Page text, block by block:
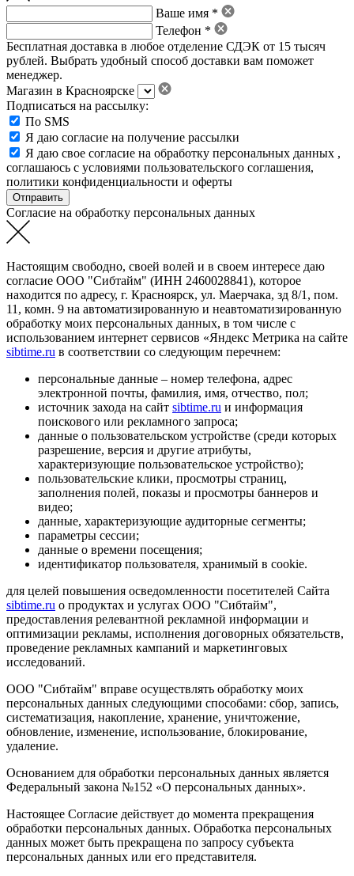
Ваше имя *
Телефон *
Бесплатная доставка в любое отделение СДЭК от 15 тысяч
рублей. Выбрать удобный способ доставки вам поможет
менеджер.
Магазин в Красноярске
Подписаться на рассылку:
По SMS
Я даю согласие на получение рассылки
Я даю свое согласие на обработку персональных данных ,
соглашаюсь с условиями пользовательского соглашения,
политики конфиденциальности и оферты
Согласие на обработку персональных данных
Настоящим свободно, своей волей и в своем интересе даю
согласие ООО "Сибтайм" (ИНН 2460028841), которое
находится по адресу, г. Красноярск, ул. Маерчака, зд 8/1, пом.
11, комн. 9 на автоматизированную и неавтоматизированную
обработку моих персональных данных, в том числе с
использованием интернет сервисов «Яндекс Метрика на сайте
sibtime.ru в соответствии со следующим перечнем:
персональные данные – номер телефона, адрес
электронной почты, фамилия, имя, отчество, пол;
источник захода на сайт sibtime.ru и информация
поискового или рекламного запроса;
данные о пользовательском устройстве (среди которых
разрешение, версия и другие атрибуты,
характеризующие пользовательское устройство);
пользовательские клики, просмотры страниц,
заполнения полей, показы и просмотры баннеров и
видео;
данные, характеризующие аудиторные сегменты;
параметры сессии;
данные о времени посещения;
идентификатор пользователя, хранимый в cookie.
для целей повышения осведомленности посетителей Сайта
sibtime.ru о продуктах и услугах ООО "Сибтайм",
предоставления релевантной рекламной информации и
оптимизации рекламы, исполнения договорных обязательств,
проведение рекламных кампаний и маркетинговых
исследований.
ООО "Сибтайм" вправе осуществлять обработку моих
персональных данных следующими способами: сбор, запись,
систематизация, накопление, хранение, уничтожение,
обновление, изменение, использование, блокирование,
удаление.
Основанием для обработки персональных данных является
Федеральный закона №152 «О персональных данных».
Настоящее Согласие действует до момента прекращения
обработки персональных данных. Обработка персональных
данных может быть прекращена по запросу субъекта
персональных данных или его представителя.